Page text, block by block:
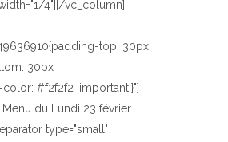
4"][/vc_column]
top: 30px
30px
#f2f2f2 !important;}"]
Menu du Lundi 23 février
type="small"